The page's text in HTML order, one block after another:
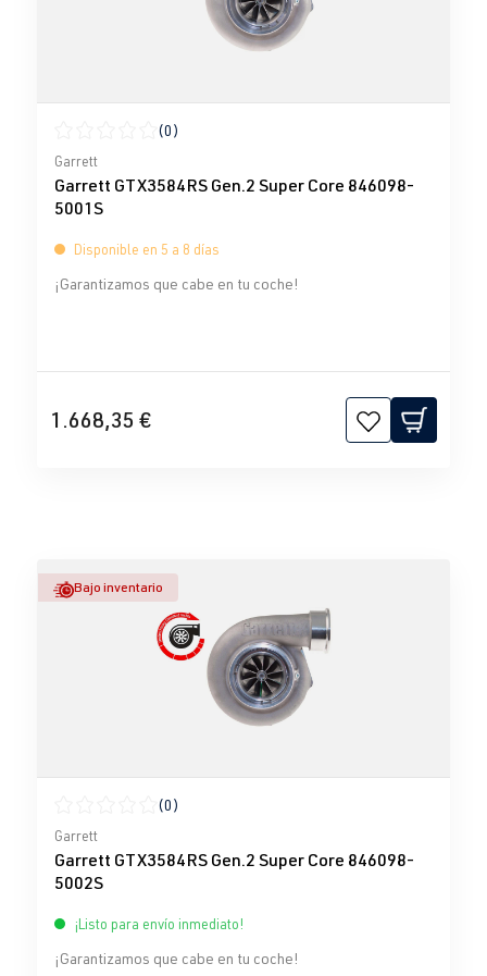
Calificación promedio de 0 de 5 estrellas
(0)
Garrett
Garrett GTX3584RS Gen.2 Super Core 846098-
5001S
Disponible en 5 a 8 días
¡Garantizamos que cabe en tu coche!
1.668,35 €
Bajo inventario
Calificación promedio de 0 de 5 estrellas
(0)
Garrett
Garrett GTX3584RS Gen.2 Super Core 846098-
5002S
¡Listo para envío inmediato!
¡Garantizamos que cabe en tu coche!